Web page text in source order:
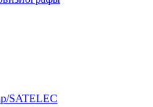
SATELEC